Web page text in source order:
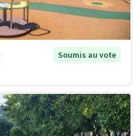
Soumis au vote